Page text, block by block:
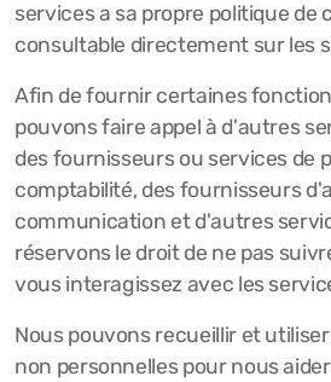
services a sa propre politique de
consultable directement sur les
Afin de fournir certaines
pouvons faire appel à d'autres
des fournisseurs ou services de
comptabilité, des fournisseurs
communication et d'autres
réservons le droit de ne pas
vous interagissez avec les
Nous pouvons recueillir et
non personnelles pour nous